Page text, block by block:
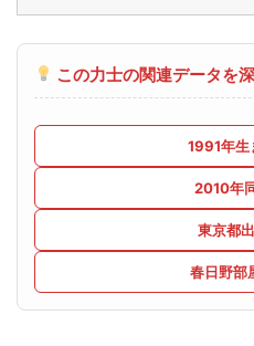
この力士の関連データを
1991年生
2010年
東京都
春日野部